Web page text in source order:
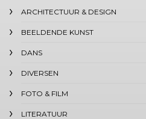
ARCHITECTUUR & DESIGN
BEELDENDE KUNST
DANS
DIVERSEN
FOTO & FILM
LITERATUUR